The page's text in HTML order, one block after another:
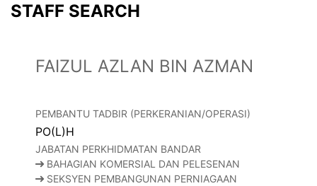
STAFF SEARCH
FAIZUL AZLAN BIN AZMAN
PEMBANTU TADBIR (PERKERANIAN/OPERASI)
PO(L)H
JABATAN PERKHIDMATAN BANDAR
BAHAGIAN KOMERSIAL DAN PELESENAN
SEKSYEN PEMBANGUNAN PERNIAGAAN